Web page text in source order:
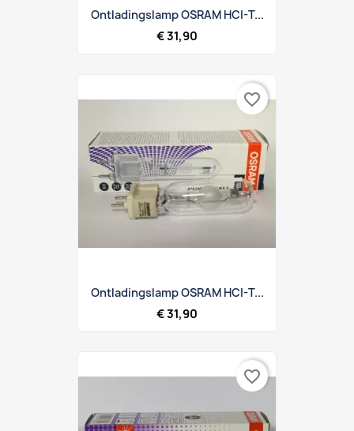
Ontladingslamp OSRAM HCI-T...
€ 31,90
Ontladingslamp OSRAM HCI-T...
€ 31,90
favorite_border
favorite_border